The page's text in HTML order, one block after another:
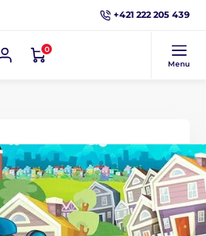
+421 222 205 439
0
Menu